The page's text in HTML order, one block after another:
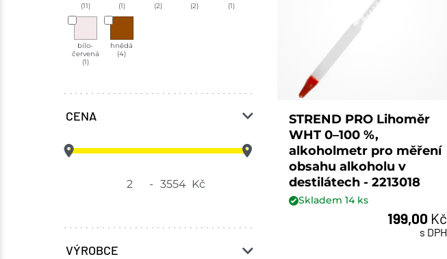
(11)
(1)
(2)
(2)
(1)
bílo-
červená
(1)
hnědá
(4)
CENA
- Kč
VÝROBCE
STREND PRO Lihoměr
WHT 0–100 %,
alkoholmetr pro měření
obsahu alkoholu v
destilátech - 2213018
Skladem14ks
199,00 Kč
s DPH